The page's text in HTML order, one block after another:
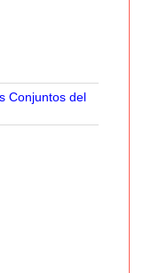
Conjuntos del